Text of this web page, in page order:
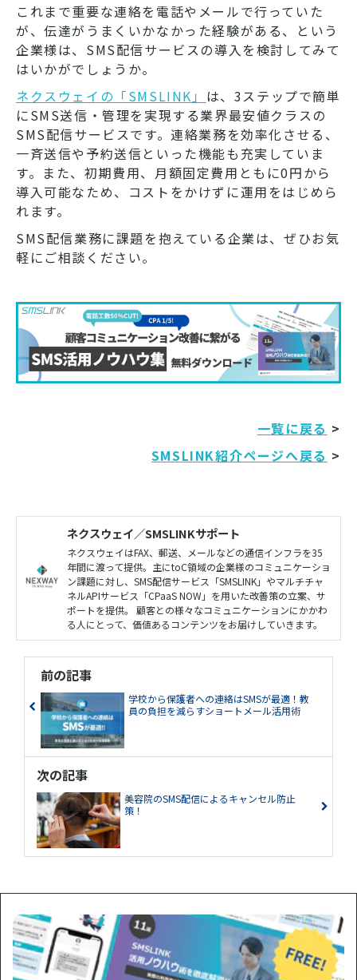
これまで重要な連絡を電話やメールで行っていた
が、伝達がうまくいかなかった経験がある、という
企業様は、SMS配信サービスの導入を検討してみて
はいかがでしょうか。
ネクスウェイの「SMSLINK」 は、3ステップで簡単
にSMS送信・管理を実現する業界最安値クラスの
SMS配信サービスです。連絡業務を効率化させる、
一斉送信や予約送信といった機能も充実していま
す。また、初期費用、月額固定費用ともに0円から
導入可能なため、コストをかけずに運用をはじめら
れます。
SMS配信業務に課題を抱えている企業は、ぜひお気
軽にご相談ください。
一覧に戻る >
SMSLINK紹介ページへ戻る >
ネクスウェイ／SMSLINKサポート
ネクスウェイはFAX、郵送、メールなどの通信インフラを35
年間に渡って提供。主にtoC領域の企業様のコミュニケーショ
ン課題に対し、SMS配信サービス「SMSLINK」やマルチチャ
ネルAPIサービス「CPaaS NOW」を用いた改善策の立案、サ
ポートを提供。 顧客との様々なコミュニケーションにかかわ
る人にとって、価値あるコンテンツをお届けしていきます。
前の記事
学校から保護者への連絡はSMSが最適！教
員の負担を減らすショートメール活用術
次の記事
美容院のSMS配信によるキャンセル防止
策！